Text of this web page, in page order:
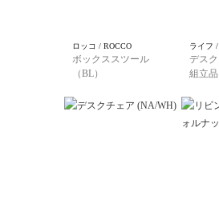
ロッコ / ROCCO
ボックススツール
（BL）
ライフ
デス
組立